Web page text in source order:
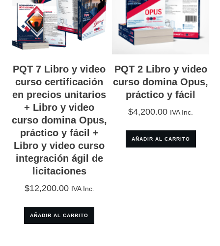
Opus,
práctico
fácil
Libro
integración
ágil
de
licitaciones
cantidad
PQT 7 Libro y video
curso certificación
en precios unitarios
+ Libro y video
curso domina Opus,
práctico y fácil +
Libro y video curso
integración ágil de
licitaciones
$12,200.00 IVA Inc.
AÑADIR AL CARRITO
PQT 2 Libro y video
curso domina Opus,
práctico y fácil
$4,200.00 IVA Inc.
AÑADIR AL CARRITO